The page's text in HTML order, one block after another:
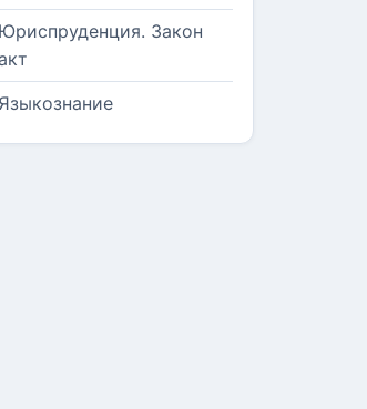
Юриспруденция. Закон
Языкознание